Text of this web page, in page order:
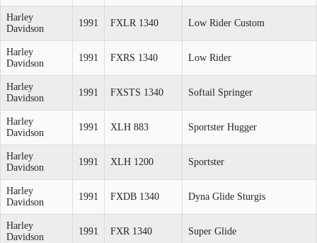
Harley
Davidson
1991 FXLR 1340 Low Rider Custom
Harley
Davidson
1991 FXRS 1340 Low Rider
Harley
Davidson
1991 FXSTS 1340 Softail Springer
Harley
Davidson
1991 XLH 883 Sportster Hugger
Harley
Davidson
1991 XLH 1200 Sportster
Harley
Davidson
1991 FXDB 1340 Dyna Glide Sturgis
Harley
Davidson
1991 FXR 1340 Super Glide